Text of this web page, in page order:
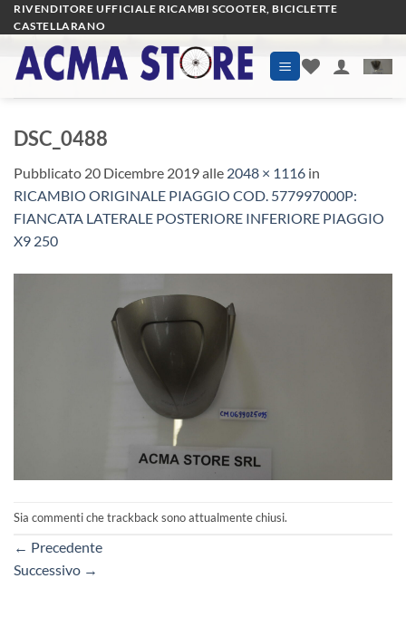
Salta
ai
contenuti
RIVENDITORE UFFICIALE RICAMBI SCOOTER, BICICLETTE
CASTELLARANO
DSC_0488
Pubblicato 20 Dicembre 2019alle 2048 × 1116 in
RICAMBIO ORIGINALE PIAGGIO COD. 577997000P:
FIANCATA LATERALE POSTERIORE INFERIORE PIAGGIO
X9 250
Sia commenti che trackback sono attualmente chiusi.
← Precedente
Successivo →